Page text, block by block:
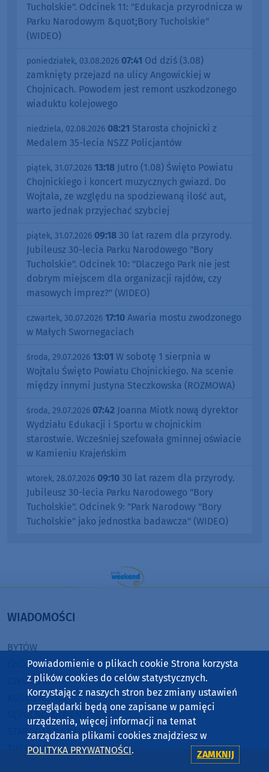
Tucholskie". Odcinek 11: "Edukacja przyrodnicza w
Parku Narodowym &quot;Bory Tucholskie"
(WIDEO)
poniedziałek, 03.08.2026 07:41 Od dziś (3.08)
zamknięty przejazd na ulicy Angowickiej w
Chojnicach. Powodem jest remont uszkodzonego
wiaduktu kolejowego
niedziela, 02.08.2026 08:21 Starosta chojnicki z
Medalem 35-lecia NSZZ Policjantów
piątek, 31.07.2026 13:18 Jutro (1.08) Święto Powiatu
Chojnickiego i koncert muzycznych gwiazd. Do
Wojtala, ze względu na spodziewaną ilość aut,
warto jednak przyjechać szybciej
piątek, 31.07.2026 09:18 30 lat razem dla przyrody.
Jubileusz 30-lecia Parku Narodowego "Bory
Tucholskie". Odcinek 10: "Dlaczego Park nie jest
dobrym miejscem dla organizacji rajdów, czy
masowych imprez?" (WIDEO)
czwartek, 30.07.2026 17:10 Awaria mostu zwodzonego
w Małych Swornegaciach
środa, 29.07.2026 13:01 W sobotę 1 sierpnia w
Wojtalu Święto Powiatu Chojnickiego. Na scenie
między innymi Justyna Steczkowska (ROZMOWA)
środa, 29.07.2026 07:42 Joanna Miotk nową dyrektor
Wydziału Edukacji i Sportu w chojnickim
starostwie. Wcześniej szefowała gminnej oświacie
w Kamieniu Krajeńskim
wtorek, 28.07.2026 09:10 30 lat razem dla przyrody.
Jubileusz 30-lecia Parku Narodowego "Bory
Tucholskie". Odcinek 9: "Park Narodowy "Bory
Tucholskie" jako jednostka badawcza" (WIDEO)
WIADOMOŚCI
BYTÓW
CHOJNICE
CZŁUCHÓW
KOŚCIERZYNA
SĘPÓLNO KRAJEŃSKIE
STAROGARD GDAŃSKI
TUCHOLA
Powiadomienie o plikach cookie Strona korzysta
z plików cookies do celów statystycznych.
Korzystając z naszych stron bez zmiany ustawień
przeglądarki będą one zapisane w pamięci
urządzenia, więcej informacji na temat
zarządzania plikami cookies znajdziesz w
POLITYKA PRYWATNOŚCI. ZAMKNIJ